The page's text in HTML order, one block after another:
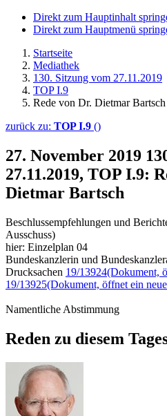
Direkt zum Hauptinhalt
Direkt zum Hauptmenü
Startseite
Mediathek
130. Sitzung vom 27.11.2019
TOP I.9
Rede von Dr. Dietmar Bartsch
zurück zu: TOP I.9 ()
27. November 2019
27.11.2019, TOP I.9:
Dietmar Bartsch
Beschlussempfehlungen und
Ausschuss)
hier: Einzelplan 04
Bundeskanzlerin und
Drucksachen 19/13924(Dokument,
19/13925(Dokument, öffnet ein
Namentliche Abstimmung
Reden zu diesem